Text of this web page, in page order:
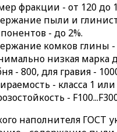
фракции - от 120 до
пыли и
- до 2%.
комков глины -
низкая марка
- 800, для гравия -
- класса 1 или
-
наполнителя ГОСТ